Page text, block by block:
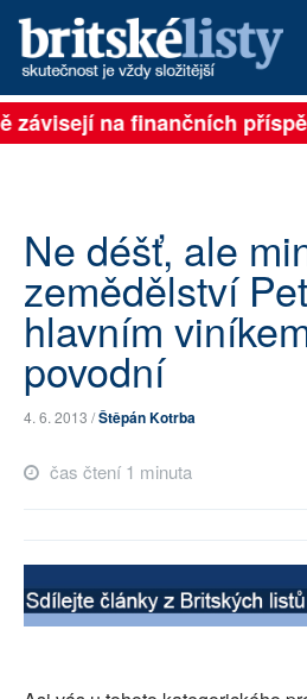
PŘIHLÁSIT
ARCHIV
ROZHOVORY
TÉMATA
NEJČTENĚJŠÍ ZA 7 DNÍ
SOCIÁLNÍ SÍTĚ
RUBRIKY
na finančních
Ne déšť, ale
zemědělství
hlavním
povodní
4. 6. 2013 /Štěpán Kotrba
čas čtení 1 minuta